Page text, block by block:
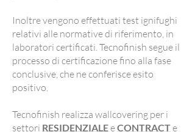
Inoltre vengono effettuati test ignifughi
relativi alle normative di riferimento, in
laboratori certificati. Tecnofinish segue il
processo di certificazione fino alla fase
conclusive, che ne conferisce esito
positivo.
Tecnofinish realizza wallcovering per i
settori RESIDENZIALEeCONTRACTe